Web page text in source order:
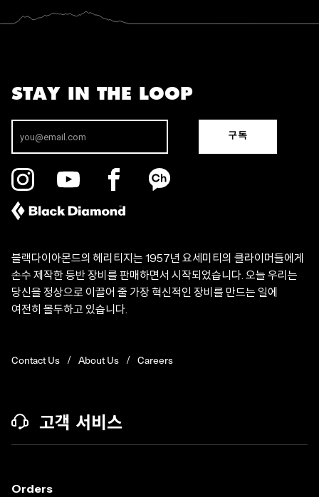
STAY IN THE LOOP
구독
블랙다이아몬드의 헤리티지는 1957년 요세미티의 클라이머들에게
손수 제작한 등반 장비를 판매하면서 시작되었습니다. 오늘 우리는
당신을 정상으로 이끌어 줄 가장 혁신적인 장비를 만드는 일에
여전히 몰두하고 있습니다.
Contact Us About Us Careers
고객 서비스
Orders